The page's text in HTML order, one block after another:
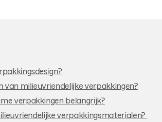
van milieuvriendelijke verpakkingen?
verpakkingen belangrijk?
verpakkingsmaterialen?